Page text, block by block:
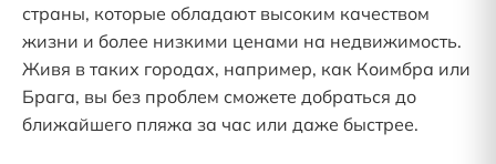
страны, которые обладают высоким качеством
жизни и более низкими ценами на недвижимость.
Живя в таких городах, например, как Коимбра или
Брага, вы без проблем сможете добраться до
ближайшего пляжа за час или даже быстрее.